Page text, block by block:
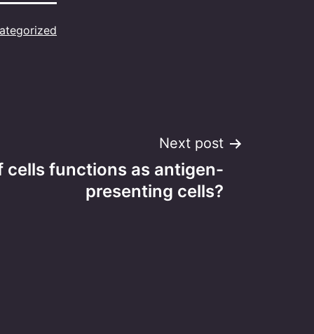
Next post
cells functions as antigen-
presenting cells?